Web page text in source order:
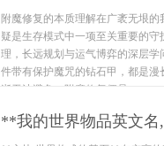
附魔修复的本质理解在广袤无垠
疑是生存模式中一项至关重要的
理，长远规划与运气博弈的深层
件带有保护魔咒的钻石甲，都是
逝无法避免，附魔修复便是...
**我的世界物品英文